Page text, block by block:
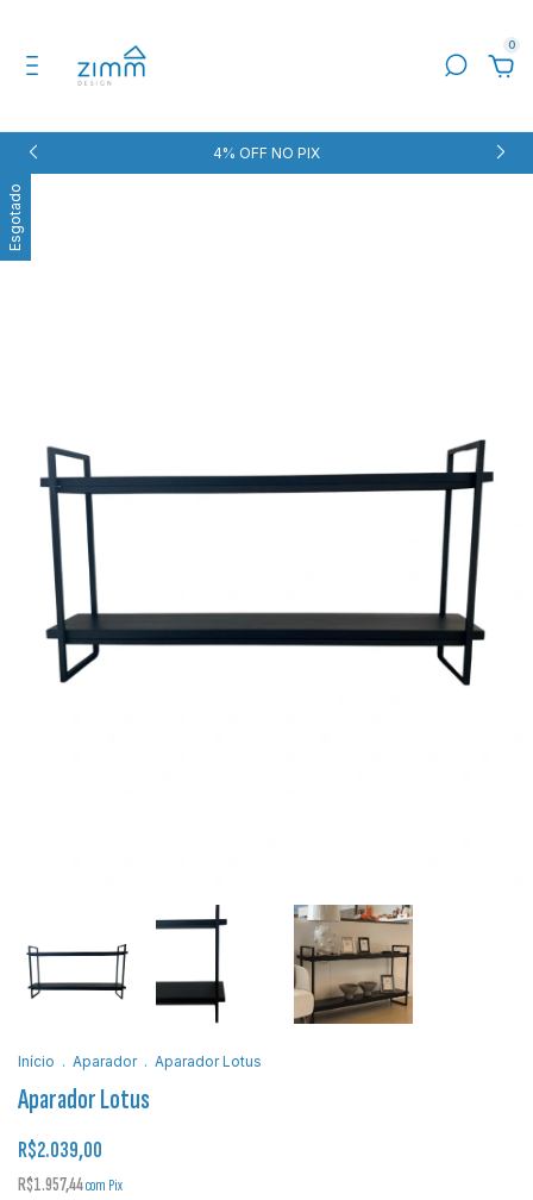
0
4% OFF NO PIX
Esgotado
Início . Aparador . Aparador Lotus
Aparador Lotus
R$2.039,00
R$1.957,44com Pix